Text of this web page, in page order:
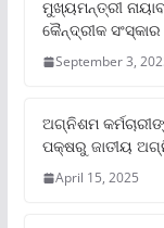
ମୁଖ୍ୟମନ୍ତ୍ରୀ
କୈନ୍ଦ୍ରୀକ
September 3,
ଅଗ୍ନିଶମ
ପକ୍ଷରୁ ଜାତୀୟ
April 15, 2025